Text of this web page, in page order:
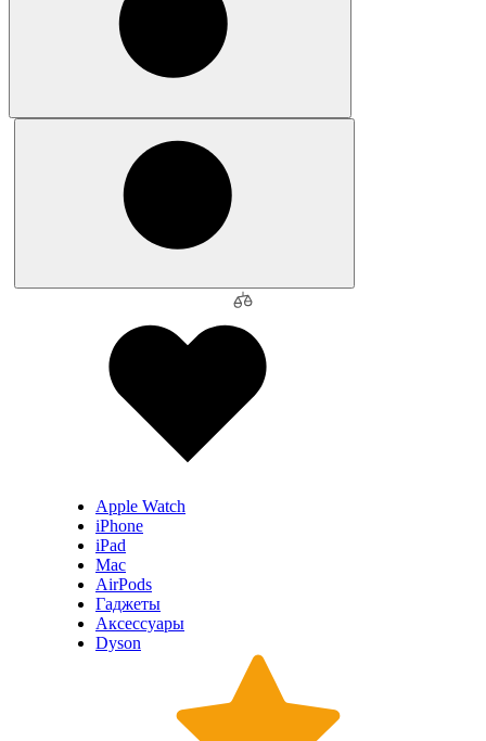
Apple Watch
iPhone
iPad
Mac
AirPods
Гаджеты
Аксессуары
Dyson